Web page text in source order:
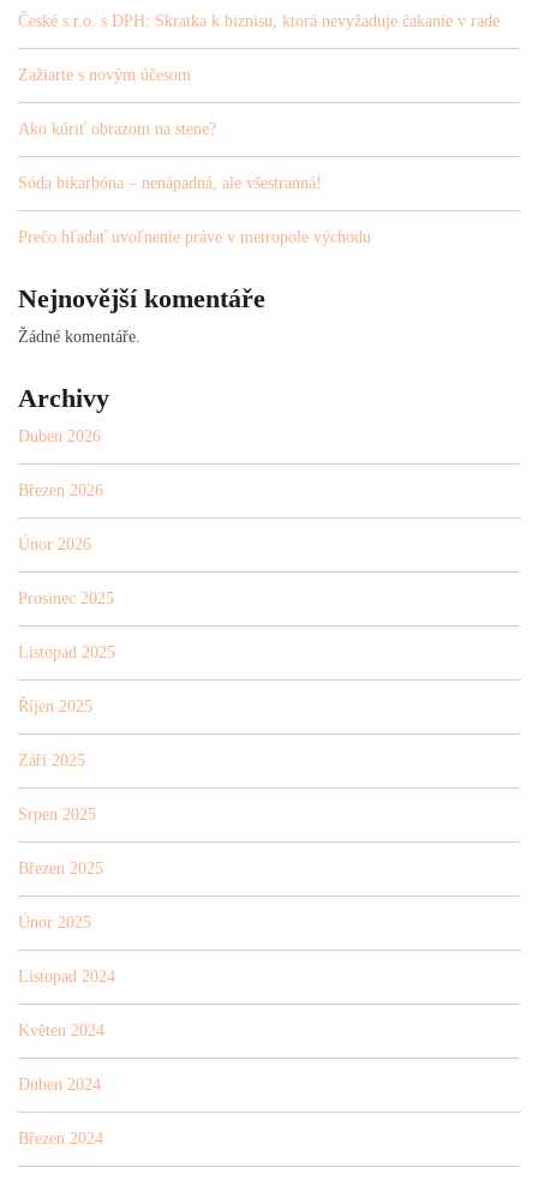
České s.r.o. s DPH: Skratka k biznisu, ktorá nevyžaduje čakanie v rade
Zažiarte s novým účesom
Ako kúriť obrazom na stene?
Sóda bikarbóna – nenápadná, ale všestranná!
Prečo hľadať uvoľnenie práve v metropole východu
Nejnovější komentáře
Žádné komentáře.
Archivy
Duben 2026
Březen 2026
Únor 2026
Prosinec 2025
Listopad 2025
Říjen 2025
Září 2025
Srpen 2025
Březen 2025
Únor 2025
Listopad 2024
Květen 2024
Duben 2024
Březen 2024